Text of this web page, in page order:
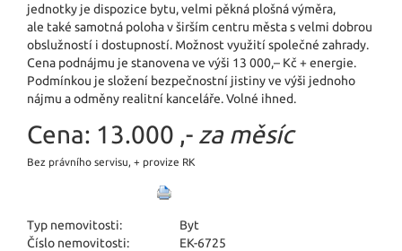
jednotky je dispozice bytu, velmi pěkná plošná výměra,
ale také samotná poloha v širším centru města s velmi dobrou
obslužností i dostupností. Možnost využití společné zahrady.
Cena podnájmu je stanovena ve výši 13 000,– Kč + energie.
Podmínkou je složení bezpečnostní jistiny ve výši jednoho
nájmu a odměny realitní kanceláře. Volné ihned.
Cena: 13.000 ,- za měsíc
Bez právního servisu, + provize RK
Typ nemovitosti:
Byt
Číslo nemovitosti:
EK-6725